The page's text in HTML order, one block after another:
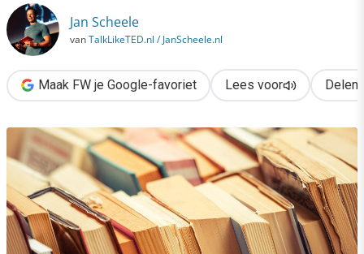
Jan Scheele
vanTalkLikeTED.nl / JanScheele.nl
Maak FW je Google-favoriet Lees voor Delen